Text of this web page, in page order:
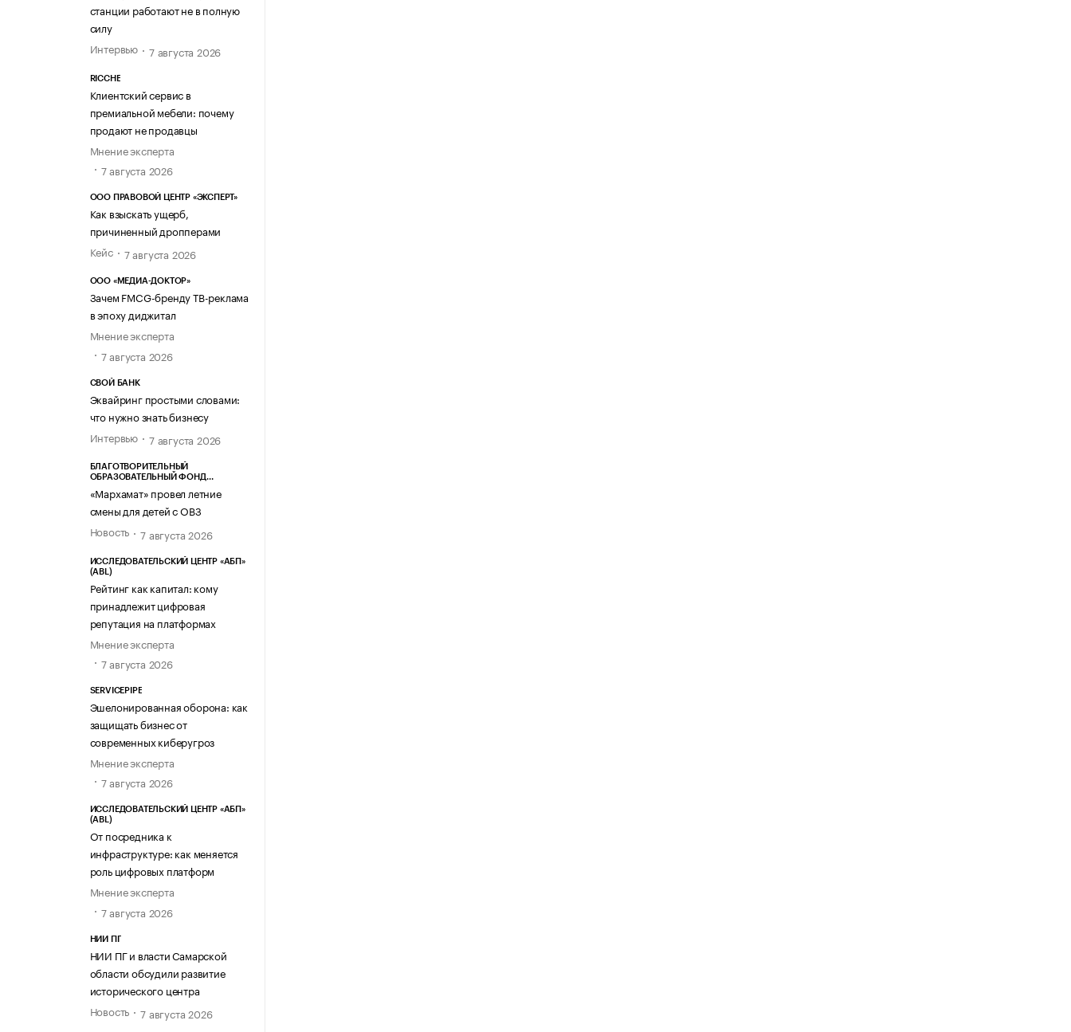
станции работают не в полную
силу
Интервью
7 августа 2026
RICCHE
Клиентский сервис в
премиальной мебели: почему
продают не продавцы
Мнение эксперта
7 августа 2026
ООО ПРАВОВОЙ ЦЕНТР «ЭКСПЕРТ»
Как взыскать ущерб,
причиненный дропперами
Кейс
7 августа 2026
ООО «МЕДИА-ДОКТОР»
Зачем FMCG-бренду ТВ-реклама
в эпоху диджитал
Мнение эксперта
7 августа 2026
СВОЙ БАНК
Эквайринг простыми словами:
что нужно знать бизнесу
Интервью
7 августа 2026
БЛАГОТВОРИТЕЛЬНЫЙ
ОБРАЗОВАТЕЛЬНЫЙ ФОНД
«Мархамат» провел летние
смены для детей с ОВЗ
Новость
7 августа 2026
ИССЛЕДОВАТЕЛЬСКИЙ ЦЕНТР «АБП»
(ABL)
Рейтинг как капитал: кому
принадлежит цифровая
репутация на платформах
Мнение эксперта
7 августа 2026
SERVICEPIPE
Эшелонированная оборона: как
защищать бизнес от
современных киберугроз
Мнение эксперта
7 августа 2026
ИССЛЕДОВАТЕЛЬСКИЙ ЦЕНТР «АБП»
(ABL)
От посредника к
инфраструктуре: как меняется
роль цифровых платформ
Мнение эксперта
7 августа 2026
НИИ ПГ
НИИ ПГ и власти Самарской
области обсудили развитие
исторического центра
Новость
7 августа 2026